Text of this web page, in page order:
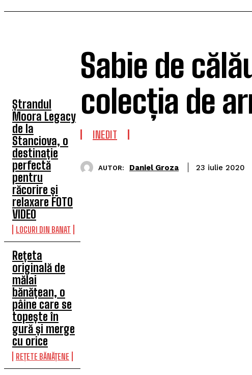
Ștrandul
Moora Legacy
de la
Stanciova, o
destinație
perfectă
pentru
răcorire și
relaxare FOTO
VIDEO
LOCURI DIN BANAT
Rețeta
originală de
mălai
bănățean, o
pâine care se
topește în
gură și merge
cu orice
REȚETE BĂNĂȚENE
Sabie de
colecția de
INEDIT
AUTOR: Daniel Groza 23 iulie 2020